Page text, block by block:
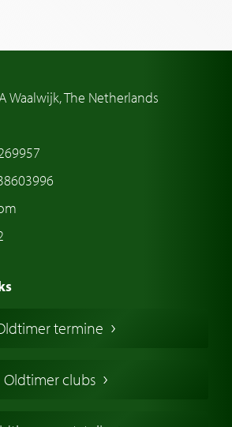
Waalwijk, The Netherlands
termine
Oldtimer clubs